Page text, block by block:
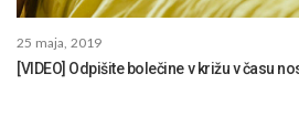
25 maja, 2019
[VIDEO] Odpišite bolečine v križu v času